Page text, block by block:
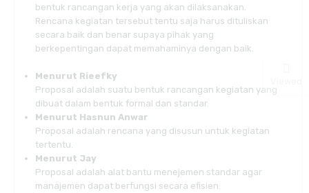
bentuk rancangan kerja yang akan dilaksanakan.
Rencana kegiatan tersebut tentu saja harus dituliskan
secara baik dan benar supaya pihak yang
berkepentingan dapat memahaminya dengan baik.
Menurut Rieefky
Proposal adalah suatu bentuk rancangan kegiatan yang
dibuat dalam bentuk formal dan standar.
Menurut Hasnun Anwar
Proposal adalah rencana yang disusun untuk kegiatan
tertentu.
Menurut Jay
Proposal adalah alat bantu menejemen standar agar
manajemen dapat berfungsi secara efisien.